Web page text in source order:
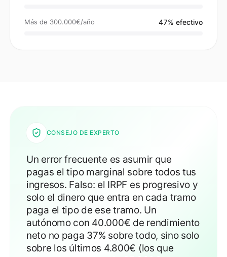
Más de 300.000€/año 47% efectivo
CONSEJO DE EXPERTO
Un error frecuente es asumir que
pagas el tipo marginal sobre todos tus
ingresos. Falso: el IRPF es progresivo y
solo el dinero que entra en cada tramo
paga el tipo de ese tramo. Un
autónomo con 40.000€ de rendimiento
neto no paga 37% sobre todo, sino solo
sobre los últimos 4.800€ (los que